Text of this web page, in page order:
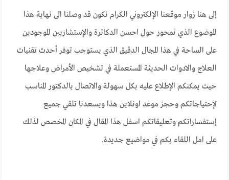
إلى هنا زوار موقعنا الإلكتروني الكرام نكون قد وصلنا الى نهاية هذا
الموضوع الذي تمحور حول احسن الدكاترة والإستشاريين الموجودين
على الساحة في هذا المجال الدقيق الذي يستوجب توفر أحدث تقنيات
العلاج والادوات الحديثة المستعملة في تشخيص الأمراض وعلاجها
حيث يمكنكم الإطلاع عليه بكل سهولة والاتصال بالدكتور المناسب
لإحتياجاتكم وحجز موعد اونلاين هذا ويسعدنا تلقي جميع
إستفساراتكم وتعليقاتكم اسفل هذا المقال في المكان المخصص لذلك
على امل اللقاء بكم في مواضيع جديدة.